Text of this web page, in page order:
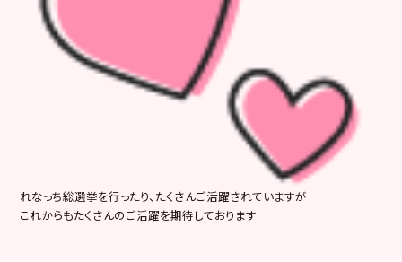
れなっち総選挙を行ったり、たくさんご活躍されていますが
これからもたくさんのご活躍を期待しております